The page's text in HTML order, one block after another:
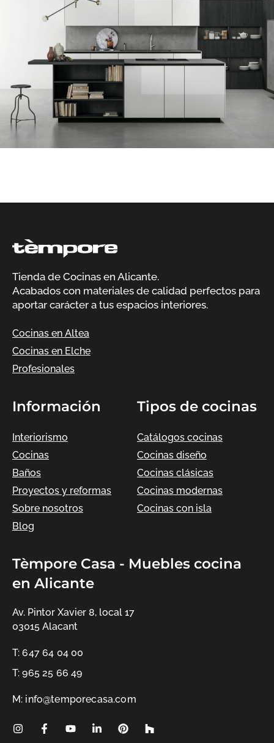
Tienda de Cocinas en Alicante.
Acabados con materiales de calidad perfectos para
aportar carácter a tus espacios interiores.
Cocinas en Altea
Cocinas en Elche
Profesionales
Información
Interiorismo
Cocinas
Baños
Proyectos y reformas
Sobre nosotros
Blog
Tipos de cocinas
Catálogos cocinas
Cocinas diseño
Cocinas clásicas
Cocinas modernas
Cocinas con isla
Tèmpore Casa - Muebles cocina
en Alicante
Av. Pintor Xavier 8, local 17
03015 Alacant
T: 647 64 04 00
T: 965 25 66 49
M: info@temporecasa.com